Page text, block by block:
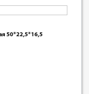
50*22,5*16,5